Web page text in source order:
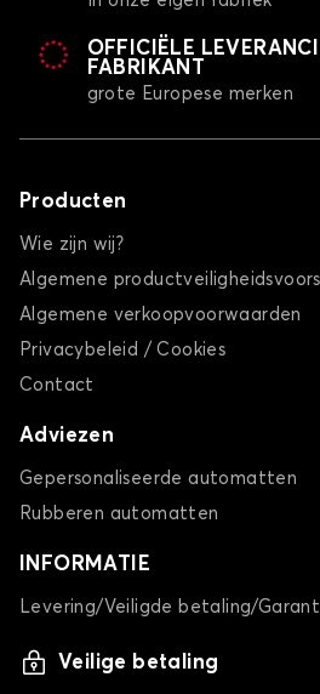
OFFICIËLE
FABRIKANT
grote Europese merken
Producten
Wie zijn wij?
Algemene
Algemene verkoopvoorwaarden
Privacybeleid / Cookies
Contact
Adviezen
Gepersonaliseerde automatten
Rubberen automatten
INFORMATIE
Levering/Veiligde betaling/
Veilige betaling